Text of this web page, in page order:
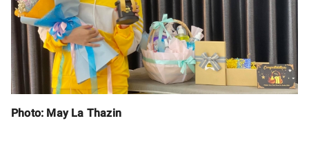
Photo: May La Thazin